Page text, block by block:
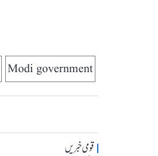
Modi government
قومی خبریں